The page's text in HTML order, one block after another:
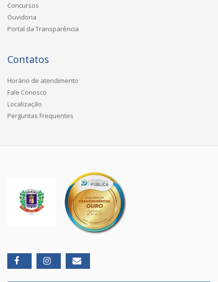
Concursos
Ouvidoria
Portal da Transparência
Contatos
Horário de atendimento
Fale Conosco
Localização
Perguntas Frequentes